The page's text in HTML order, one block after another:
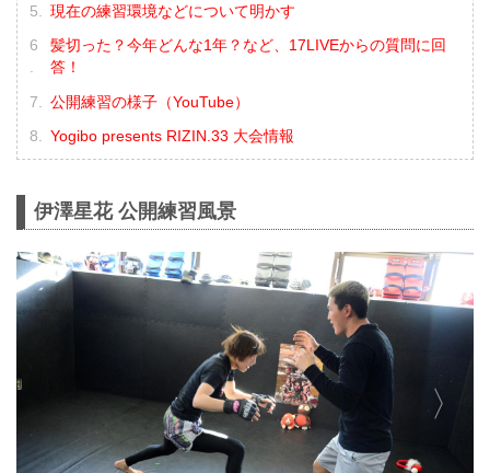
現在の練習環境などについて明かす
髪切った？今年どんな1年？など、17LIVEからの質問に回
答！
公開練習の様子（YouTube）
Yogibo presents RIZIN.33 大会情報
伊澤星花 公開練習風景